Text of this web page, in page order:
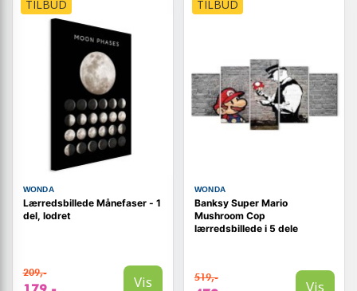
TILBUD
WONDA
Lærredsbillede Månefaser - 1
del, lodret
209,-
Vis
TILBUD
WONDA
Banksy Super Mario
Mushroom Cop
lærredsbillede i 5 dele
519,-
Vis